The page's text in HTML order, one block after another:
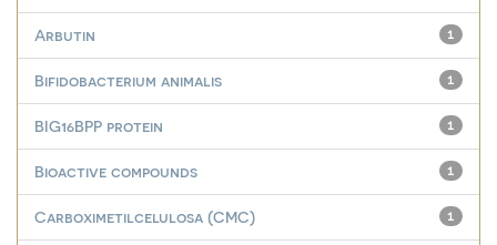
1
Arbutin
1
Bifidobacterium animalis
1
BIG16BPP protein
1
Bioactive compounds
1
Carboximetilcelulosa (CMC)